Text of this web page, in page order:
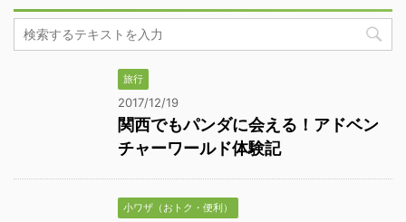
旅行
2017/12/19
関西でもパンダに会える！アドベン
チャーワールド体験記
小ワザ（おトク・便利）